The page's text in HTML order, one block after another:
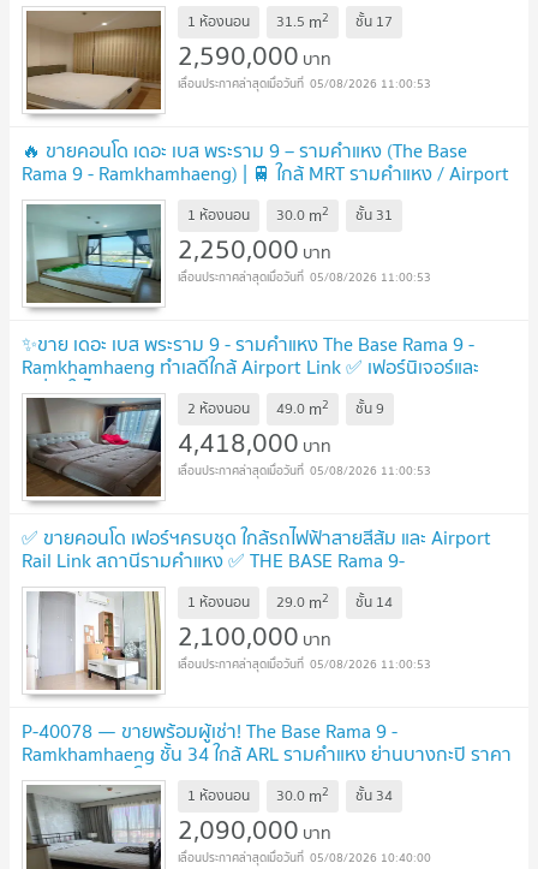
!
1 ห้องนอน 31.5 m2 ชั้น 17
2,590,000 บาท
05/08/2026 11:00:53
🔥 ขายคอนโด เดอะ เบส พระราม 9 – รามคำแหง (The Base
Rama 9 - Ramkhamhaeng) | 🚆 ใกล้ MRT รามคำแหง / Airport
Rail Link UPDATE !
1 ห้องนอน 30.0 m2 ชั้น 31
2,250,000 บาท
05/08/2026 11:00:53
✨ขาย เดอะ เบส พระราม 9 - รามคำแหง The Base Rama 9 -
Ramkhamhaeng ทำเลดีใกล้ Airport Link ✅ เฟอร์นิเจอร์และ
เครื่องใช้ไฟฟ้าครบครันแน่นจัดเต็ม
2 ห้องนอน 49.0 m2 ชั้น9
4,418,000 บาท
05/08/2026 11:00:53
✅ ขายคอนโด เฟอร์ฯครบชุด ใกล้รถไฟฟ้าสายสีส้ม และ Airport
Rail Link สถานีรามคำแหง ✅ THE BASE Rama 9-
Ramkhamhaeng - เดอะ เบส พระราม 9-รามคำแหง
1 ห้องนอน 29.0 m2 ชั้น 14
2,100,000 บาท
05/08/2026 11:00:53
P-40078 — ขายพร้อมผู้เช่า! The Base Rama 9 -
Ramkhamhaeng ชั้น 34 ใกล้ ARL รามคำแหง ย่านบางกะปิ ราคา
2.09 ล้านบาท โทร 085-592-2897 Line:
@easythaihome UPDATE !
1 ห้องนอน 30.0 m2 ชั้น 34
2,090,000 บาท
05/08/2026 10:40:00